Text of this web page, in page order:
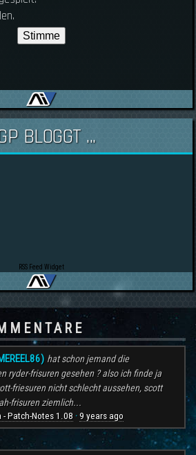
BLOGGT ...
RSS Feed Widget
hat schon jemand die
ryder-frisuren gesehen ? also ich finde ja
friesuren nicht schlecht aussehen, scott
frisuren ziemlich...
Patch-Notes 1.08 · 9 years ago